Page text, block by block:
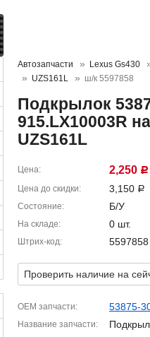
Автозапчасти
Lexus Gs430
UZS161L
ш/к 5597858
Подкрылок
915.LX10003R
UZS161L
Цена 2,250 Р
Цена до скидки 3,150 Р
Состояние Б/У
На складе 0 шт.
Штрих-код 5597858
Проверить наличие на
OEM запчасти 53875-
Название запчасти